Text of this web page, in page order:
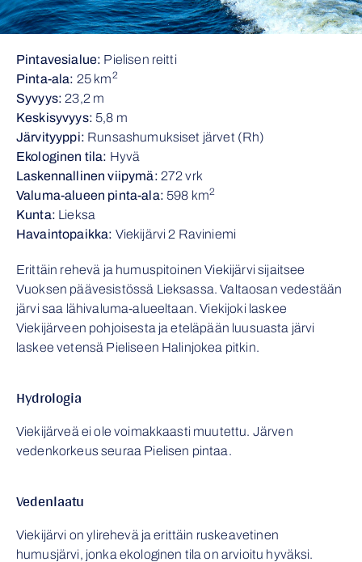
Pintavesialue: Pielisen reitti
Pinta-ala: 25 km2
Syvyys: 23,2 m
Keskisyvyys: 5,8 m
Järvityyppi: Runsashumuksiset järvet (Rh)
Ekologinen tila: Hyvä
Laskennallinen viipymä: 272 vrk
Valuma-alueen pinta-ala: 598 km2
Kunta: Lieksa
Havaintopaikka: Viekijärvi 2 Raviniemi
Erittäin rehevä ja humuspitoinen Viekijärvi sijaitsee
Vuoksen päävesistössä Lieksassa. Valtaosan vedestään
järvi saa lähivaluma-alueeltaan. Viekijoki laskee
Viekijärveen pohjoisesta ja eteläpään luusuasta järvi
laskee vetensä Pieliseen Halinjokea pitkin.
Hydrologia
Viekijärveä ei ole voimakkaasti muutettu. Järven
vedenkorkeus seuraa Pielisen pintaa.
Vedenlaatu
Viekijärvi on ylirehevä ja erittäin ruskeavetinen
humusjärvi, jonka ekologinen tila on arvioitu hyväksi.